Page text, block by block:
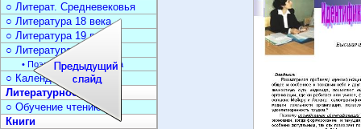
○ Литерат. Средневековья
○ Литература 18 века
○ Литература 19 века
○ Литература 20 века
• Поэзия Серебрян. века
○ Календарь дат
Литературное чтение
○ Обучение чтению
Книги